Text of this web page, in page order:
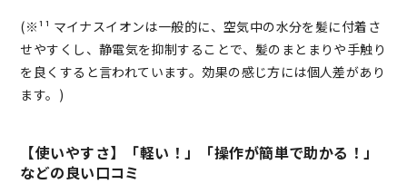
(※¹¹ マイナスイオンは一般的に、空気中の水分を髪に付着さ
せやすくし、静電気を抑制することで、髪のまとまりや手触り
を良くすると言われています。効果の感じ方には個人差があり
ます。)
【使いやすさ】「軽い！」「操作が簡単で助かる！」
などの良い口コミ